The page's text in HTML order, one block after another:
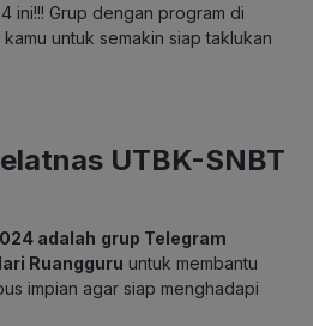
ini!!! Grup dengan program di
untuk semakin siap taklukan
UTBK-SNBT
adalah grup Telegram
Ruangguru untuk membantu
impian agar siap menghadapi